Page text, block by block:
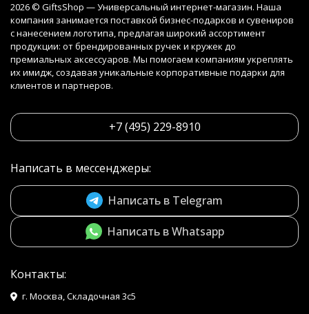
2026 © GiftsShop — Универсальный интернет-магазин. Наша
компания занимается поставкой бизнес-подарков и сувениров
с нанесением логотипа, предлагая широкий ассортимент
продукции: от брендированных ручек и кружек до
премиальных аксессуаров. Мы помогаем компаниям укреплять
их имидж, создавая уникальные корпоративные подарки для
клиентов и партнеров.
+7 (495) 229-8910
Написать в мессенджеры:
Написать в Telegram
Написать в Whatsapp
Контакты:
г. Москва, Складочная 3с5